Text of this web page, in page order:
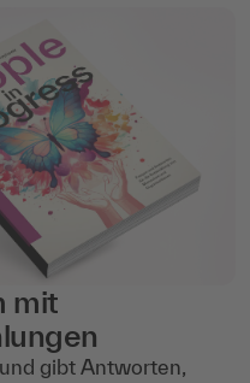
mit
gibt Antworten,